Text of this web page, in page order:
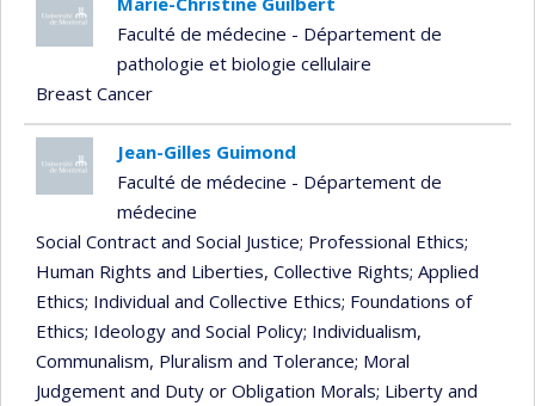
Faculté de médecine - Département de
pathologie et biologie cellulaire
Breast Cancer
Jean-Gilles Guimond
Faculté de médecine - Département de
médecine
Social Contract and Social Justice; Professional Ethics;
Human Rights and Liberties, Collective Rights; Applied
Ethics; Individual and Collective Ethics; Foundations of
Ethics; Ideology and Social Policy; Individualism,
Communalism, Pluralism and Tolerance; Moral
Judgement and Duty or Obligation Morals; Liberty and